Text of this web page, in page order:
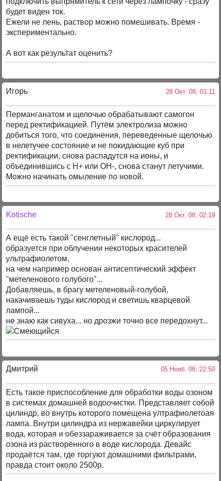
будет виден ток.
Ежели не лень, раствор можно помешивать. Время -
экспериментально.
А вот как результат оценить?
Игорь 28 Окт. 08, 01:11
Перманганатом и щелочью обрабатывают самогон
перед ректификацией. Путём электролиза можно
добиться того, что соединения, переведенные щелочью
в нелетучее состояние и не покидающие куб при
ректификации, снова распадутся на ионы, и
объединившись с Н+ или ОН-, снова станут летучими.
Можно начинать омыление по новой.
Kotische 28 Окт. 08, 02:19
А ещё есть такой "сенглетный" кислород...
образуется при облучении некоторых красителей
ультрафиолетом,
на чем например основан антисептический эффект
"метеленового голубого"...
Добавляешь, в брагу метеленовый-голубой,
накачиваешь туды кислород и светишь кварцевой
лампой...
не знаю как сивуха... но дрозжи точно все передохнут...
Дмитрий 05 Нояб. 08, 22:50
Есть такое приспособление для обработки воды озоном
в системах домашней водоочистки. Представляет собой
цилиндр, во внутрь которого помещена ултрафиолетоая
лампа. Внутри цилиндра из нержавейки циркулирует
вода, которая и обеззараживается за счёт образования
озона из растворённого в воде кислорода. Девайс
продаётся там, где торгуют домашними фильтрами,
правда стоит около 2500р.